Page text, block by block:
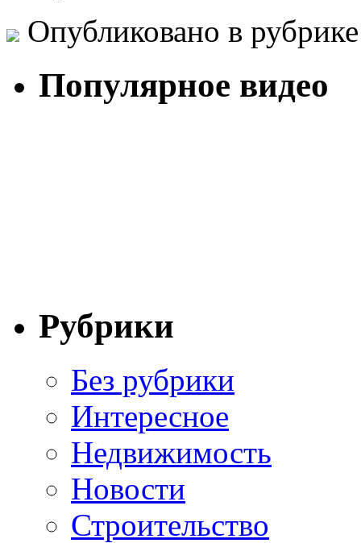
Опубликовано в
Популярное видео
Рубрики
Без рубрики
Интересное
Недвижимость
Новости
Строительство